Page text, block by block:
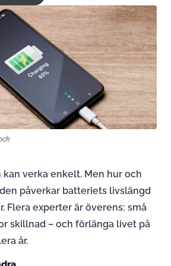
verka enkelt. Men hur och
påverkar batteriets livslängd
Flera experter är överens: små
skillnad – och förlänga livet på
år.